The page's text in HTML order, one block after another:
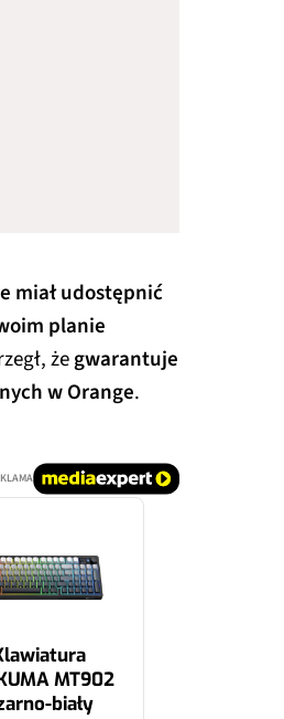
miał udostępnić
planie
żegwarantuje
w Orange.
MT902
biały